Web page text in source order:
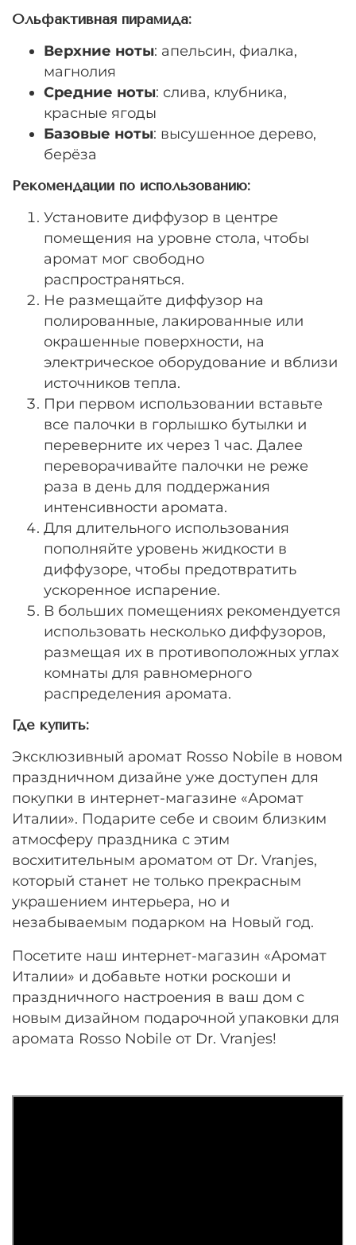
Ольфактивная пирамида:
Верхние ноты: апельсин, фиалка,
магнолия
Средние ноты: слива, клубника,
красные ягоды
Базовые ноты: высушенное дерево,
берёза
Рекомендации по использованию:
Установите диффузор в центре
помещения на уровне стола, чтобы
аромат мог свободно
распространяться.
Не размещайте диффузор на
полированные, лакированные или
окрашенные поверхности, на
электрическое оборудование и вблизи
источников тепла.
При первом использовании вставьте
все палочки в горлышко бутылки и
переверните их через 1 час. Далее
переворачивайте палочки не реже
раза в день для поддержания
интенсивности аромата.
Для длительного использования
пополняйте уровень жидкости в
диффузоре, чтобы предотвратить
ускоренное испарение.
В больших помещениях рекомендуется
использовать несколько диффузоров,
размещая их в противоположных углах
комнаты для равномерного
распределения аромата.
Где купить:
Эксклюзивный аромат Rosso Nobile в новом
праздничном дизайне уже доступен для
покупки в интернет-магазине «Аромат
Италии». Подарите себе и своим близким
атмосферу праздника с этим
восхитительным ароматом от Dr. Vranjes,
который станет не только прекрасным
украшением интерьера, но и
незабываемым подарком на Новый год.
Посетите наш интернет-магазин «Аромат
Италии» и добавьте нотки роскоши и
праздничного настроения в ваш дом с
новым дизайном подарочной упаковки для
аромата Rosso Nobile от Dr. Vranjes!